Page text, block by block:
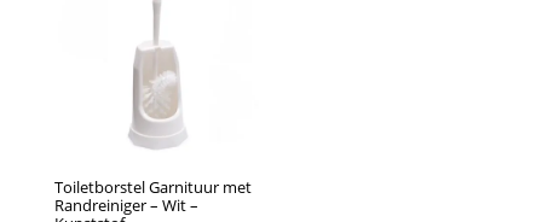
Toiletborstel Garnituur met
Randreiniger – Wit –